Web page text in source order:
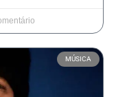
MÚSICA